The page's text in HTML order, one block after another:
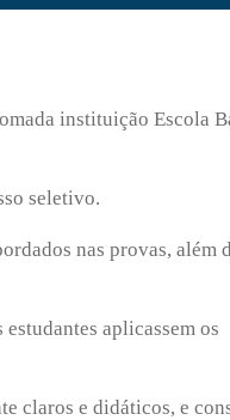
instituição Escola
seletivo.
nas provas, além
aplicassem os
claros e didáticos, e